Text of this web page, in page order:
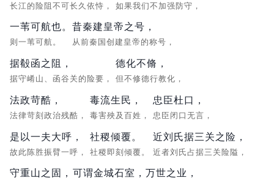
长江的险阻不可长久依恃， 如果我们不加强防守，
一苇可航也。
则一苇可航。
昔秦建皇帝之号，
从前秦国创建皇帝的称号，
据殽函之阻，
据守崤山、函谷关的险要，
德化不脩，
但不修德行教化，
法政苛酷，
法律苛刻政治残酷，
毒流生民，
毒害殃及百姓，
忠臣杜口，
忠臣闭口无言，
是以一夫大呼，
故此陈胜振臂一呼，
社稷倾覆。
社稷即刻倾覆。
近刘氏据三关之险，
近者刘氏占据三关险隘，
守重山之固， 可谓金城石室， 万世之业，